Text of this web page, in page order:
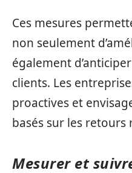
Ces mesures
non seulement
également
clients. Les
proactives et
basés sur les retours
Mesurer et